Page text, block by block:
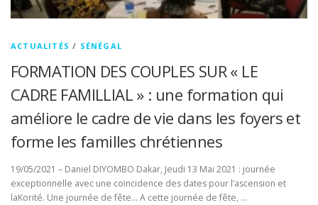
ACTUALITÉS / SÉNÉGAL
FORMATION DES COUPLES SUR « LE
CADRE FAMILLIAL » : une formation qui
améliore le cadre de vie dans les foyers et
forme les familles chrétiennes
19/05/2021 – Daniel DIYOMBO Dakar, Jeudi 13 Mai 2021 : journée
exceptionnelle avec une coïncidence des dates pour l’ascension et
laKorité. Une journée de fête… A cette journée de fête, …